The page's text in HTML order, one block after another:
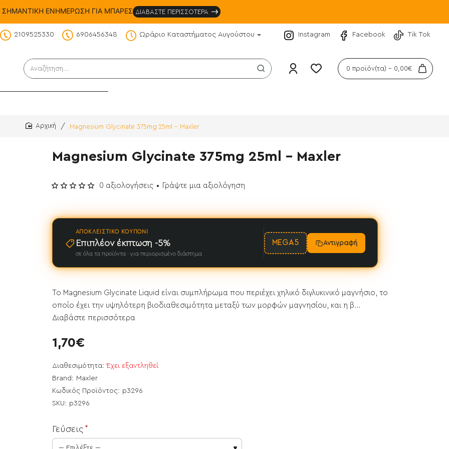
ΣΗΜΑΝΤΙΚΗ ΕΝΗΜΕΡΩΣΗ ΓΙΑ ΜΠΑΡΕΣ ΔΙΑΒΑΣΤΕ ΠΕΡΙΣΣΟΤΕΡΑ
2109525330 6906456348 Ωράριο Καταστήματος Αυγούστου Instagram Facebook Tik Tok
Αναζήτηση... 0 προϊόν(τα) - 0,00€
Magnesium Glycinate 375mg 25ml - Maxler
Magnesium Glycinate 375mg 25ml - Maxler
ΑΠΟΚΛΕΙΣΤΙΚΌ ΚΟΥΠΌΝΙ
Επιπλέον έκπτωση -5%
σε όλα τα προϊόντα · για περιορισμένο διάστημα
MEGA5 Αντιγραφή
Το Magnesium Glycinate Liquid είναι συμπλήρωμα που περιέχει χηλικό διγλυκινικό μαγνήσιο, το
οποίο έχει την υψηλότερη βιοδιαθεσιμότητα μεταξύ των μορφών μαγνησίου, και η β...
Διαβάστε περισσότερα
Διαθεσιμότητα: Έχει εξαντληθεί
Brand: Maxler
Κωδικός Προϊόντος: p3296
SKU: p3296
0 αξιολογήσεις • Γράψτε μια αξιολόγηση
1,70€
Γεύσεις